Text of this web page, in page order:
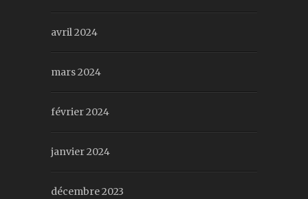
avril 2024
mars 2024
février 2024
janvier 2024
décembre 2023